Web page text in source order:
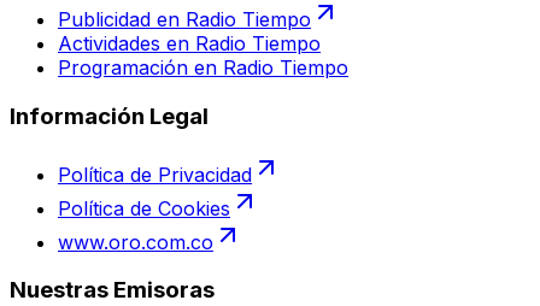
Publicidad en Radio Tiempo
Actividades en Radio Tiempo
Programación en Radio Tiempo
Información Legal
Política de Privacidad
Política de Cookies
www.oro.com.co
Nuestras Emisoras